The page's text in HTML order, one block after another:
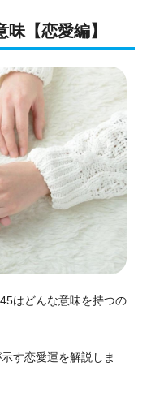
【恋愛編】
はどんな意味を持つの
す恋愛運を解説しま